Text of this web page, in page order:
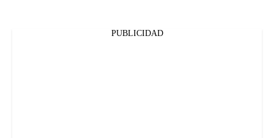
PUBLICIDAD